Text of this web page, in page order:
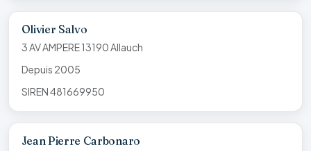
Olivier Salvo
3 AV AMPERE 13190 Allauch
Depuis 2005
SIREN 481669950
Jean Pierre Carbonaro